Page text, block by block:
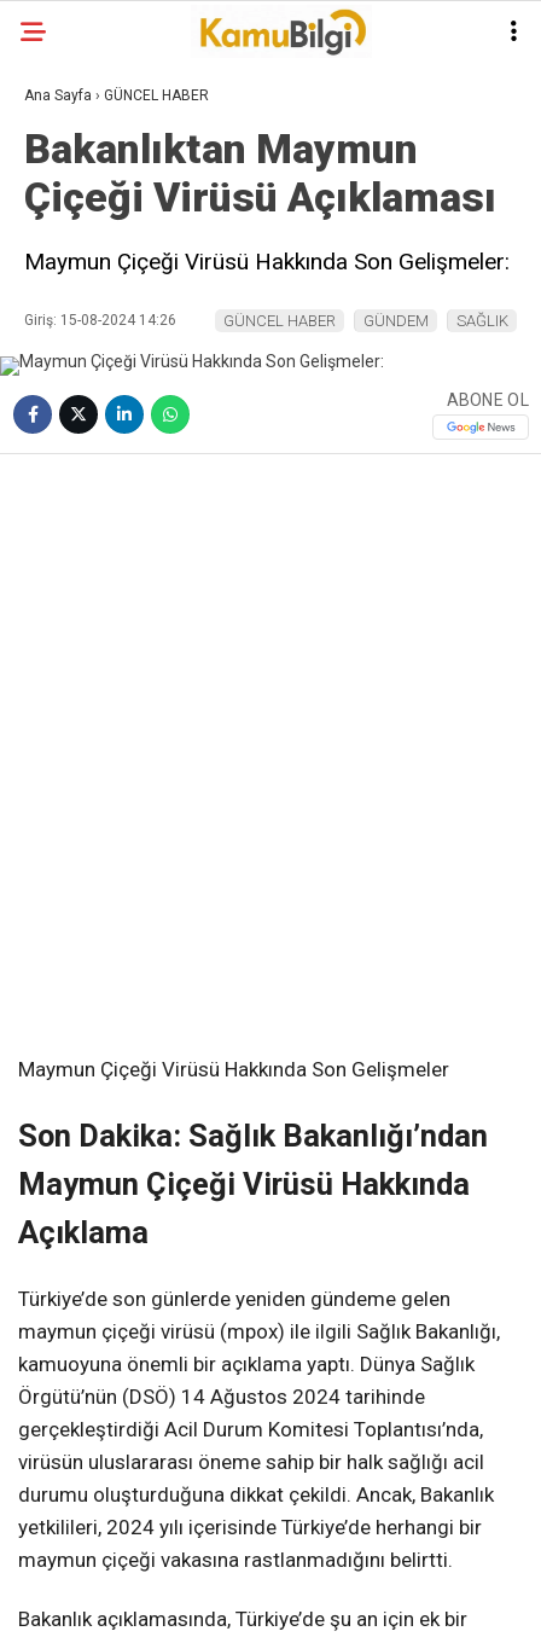
Ana Sayfa › GÜNCEL HABER
Bakanlıktan Maymun
Çiçeği Virüsü Açıklaması
Maymun Çiçeği Virüsü Hakkında Son Gelişmeler:
Giriş: 15-08-2024 14:26 GÜNCEL HABER GÜNDEM SAĞLIK
ABONE OL
Maymun Çiçeği Virüsü Hakkında Son Gelişmeler
Son Dakika: Sağlık Bakanlığı’ndan
Maymun Çiçeği Virüsü Hakkında
Açıklama
Türkiye’de son günlerde yeniden gündeme gelen
maymun çiçeği virüsü (mpox) ile ilgili Sağlık Bakanlığı,
kamuoyuna önemli bir açıklama yaptı. Dünya Sağlık
Örgütü’nün (DSÖ) 14 Ağustos 2024 tarihinde
gerçekleştirdiği Acil Durum Komitesi Toplantısı’nda,
virüsün uluslararası öneme sahip bir halk sağlığı acil
durumu oluşturduğuna dikkat çekildi. Ancak, Bakanlık
yetkilileri, 2024 yılı içerisinde Türkiye’de herhangi bir
maymun çiçeği vakasına rastlanmadığını belirtti.
Bakanlık açıklamasında, Türkiye’de şu an için ek bir